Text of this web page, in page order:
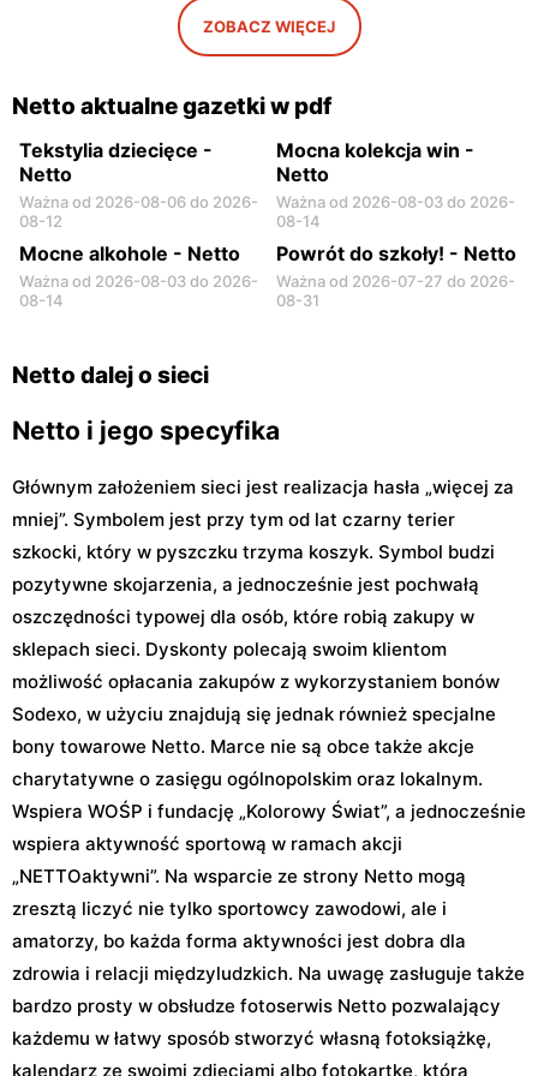
6
14
ZOBACZ WIĘCEJ
Netto aktualne gazetki w pdf
Tekstylia dziecięce -
Netto
Ważna od 2026-08-06 do 2026-
08-12
Mocna kolekcja win -
Netto
Ważna od 2026-08-03 do 2026-
08-14
Mocne alkohole - Netto
Ważna od 2026-08-03 do 2026-
08-14
Powrót do szkoły! - Netto
Ważna od 2026-07-27 do 2026-
08-31
Netto dalej o sieci
Netto i jego specyfika
Głównym założeniem sieci jest realizacja hasła „więcej za
mniej”. Symbolem jest przy tym od lat czarny terier
szkocki, który w pyszczku trzyma koszyk. Symbol budzi
pozytywne skojarzenia, a jednocześnie jest pochwałą
oszczędności typowej dla osób, które robią zakupy w
sklepach sieci. Dyskonty polecają swoim klientom
możliwość opłacania zakupów z wykorzystaniem bonów
Sodexo, w użyciu znajdują się jednak również specjalne
bony towarowe Netto. Marce nie są obce także akcje
charytatywne o zasięgu ogólnopolskim oraz lokalnym.
Wspiera WOŚP i fundację „Kolorowy Świat”, a jednocześnie
wspiera aktywność sportową w ramach akcji
„NETTOaktywni”. Na wsparcie ze strony Netto mogą
zresztą liczyć nie tylko sportowcy zawodowi, ale i
amatorzy, bo każda forma aktywności jest dobra dla
zdrowia i relacji międzyludzkich. Na uwagę zasługuje także
bardzo prosty w obsłudze fotoserwis Netto pozwalający
każdemu w łatwy sposób stworzyć własną fotoksiążkę,
kalendarz ze swoimi zdjęciami albo fotokartkę, którą